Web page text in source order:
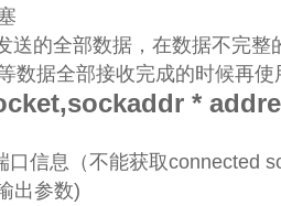
的全部数据，在数据不完整
数据全部接收完成的时候再使
*
信息（不能获取connected
出参数)